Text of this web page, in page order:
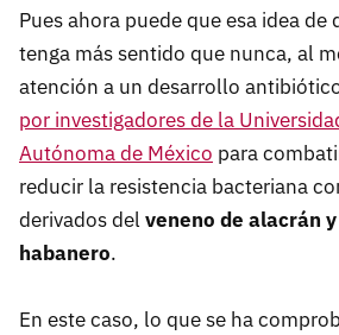
Pues ahora puede que esa idea de
tenga más sentido que nunca, al
atención a un desarrollo
por investigadores de la
Autónoma de México para
reducir la resistencia bacteriana
derivados del veneno de alacrán
habanero.
En este caso, lo que se ha